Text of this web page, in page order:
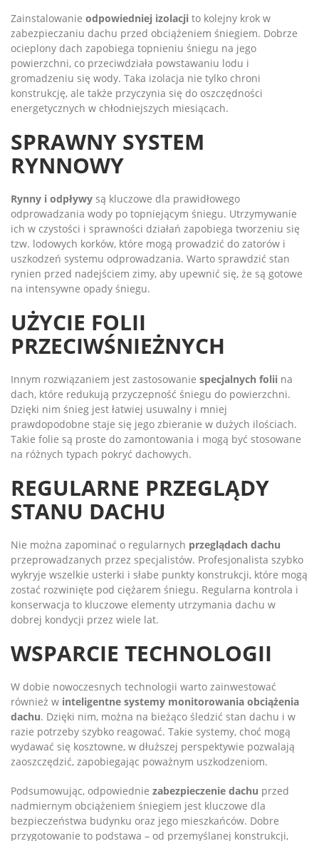
Zainstalowanie odpowiedniej izolacji to kolejny krok w
zabezpieczaniu dachu przed obciążeniem śniegiem. Dobrze
ocieplony dach zapobiega topnieniu śniegu na jego
powierzchni, co przeciwdziała powstawaniu lodu i
gromadzeniu się wody. Taka izolacja nie tylko chroni
konstrukcję, ale także przyczynia się do oszczędności
energetycznych w chłodniejszych miesiącach.
SPRAWNY SYSTEM
RYNNOWY
Rynny i odpływy są kluczowe dla prawidłowego
odprowadzania wody po topniejącym śniegu. Utrzymywanie
ich w czystości i sprawności działań zapobiega tworzeniu się
tzw. lodowych korków, które mogą prowadzić do zatorów i
uszkodzeń systemu odprowadzania. Warto sprawdzić stan
rynien przed nadejściem zimy, aby upewnić się, że są gotowe
na intensywne opady śniegu.
UŻYCIE FOLII
PRZECIWŚNIEŻNYCH
Innym rozwiązaniem jest zastosowanie specjalnych folii na
dach, które redukują przyczepność śniegu do powierzchni.
Dzięki nim śnieg jest łatwiej usuwalny i mniej
prawdopodobne staje się jego zbieranie w dużych ilościach.
Takie folie są proste do zamontowania i mogą być stosowane
na różnych typach pokryć dachowych.
REGULARNE PRZEGLĄDY
STANU DACHU
Nie można zapominać o regularnych przeglądach dachu
przeprowadzanych przez specjalistów. Profesjonalista szybko
wykryje wszelkie usterki i słabe punkty konstrukcji, które mogą
zostać rozwinięte pod ciężarem śniegu. Regularna kontrola i
konserwacja to kluczowe elementy utrzymania dachu w
dobrej kondycji przez wiele lat.
WSPARCIE TECHNOLOGII
W dobie nowoczesnych technologii warto zainwestować
również w inteligentne systemy monitorowania obciążenia
dachu. Dzięki nim, można na bieżąco śledzić stan dachu i w
razie potrzeby szybko reagować. Takie systemy, choć mogą
wydawać się kosztowne, w dłuższej perspektywie pozwalają
zaoszczędzić, zapobiegając poważnym uszkodzeniom.
Podsumowując, odpowiednie zabezpieczenie dachu przed
nadmiernym obciążeniem śniegiem jest kluczowe dla
bezpieczeństwa budynku oraz jego mieszkańców. Dobre
przygotowanie to podstawa – od przemyślanej konstrukcji,